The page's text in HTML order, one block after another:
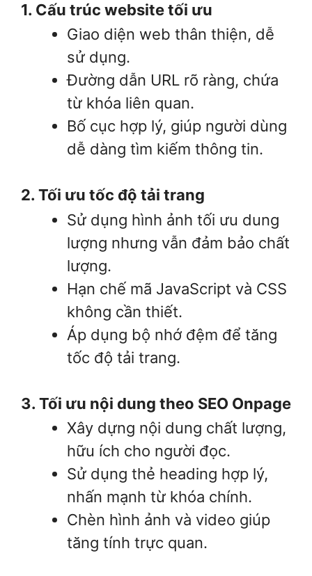
1. Cấu trúc website tối ưu
Giao diện web thân thiện, dễ
sử dụng.
Đường dẫn URL rõ ràng, chứa
từ khóa liên quan.
Bố cục hợp lý, giúp người dùng
dễ dàng tìm kiếm thông tin.
2. Tối ưu tốc độ tải trang
Sử dụng hình ảnh tối ưu dung
lượng nhưng vẫn đảm bảo chất
lượng.
Hạn chế mã JavaScript và CSS
không cần thiết.
Áp dụng bộ nhớ đệm để tăng
tốc độ tải trang.
3. Tối ưu nội dung theo SEO Onpage
Xây dựng nội dung chất lượng,
hữu ích cho người đọc.
Sử dụng thẻ heading hợp lý,
nhấn mạnh từ khóa chính.
Chèn hình ảnh và video giúp
tăng tính trực quan.